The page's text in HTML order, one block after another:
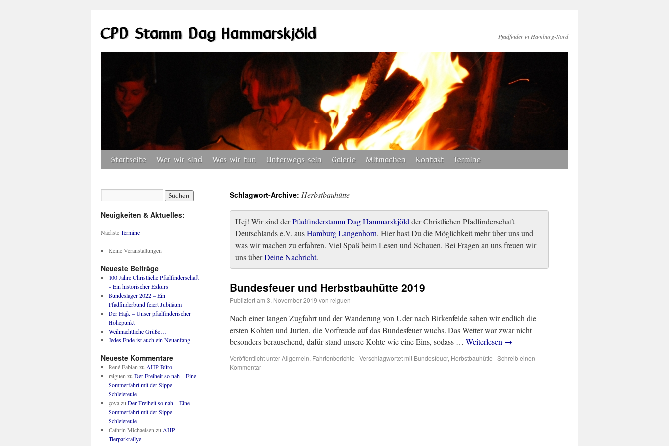
CPD Stamm Dag Hammarskjöld Pfadfinder in Hamburg-Nord
Startseite Wer wir sind Was wir tun Unterwegs sein Galerie Mitmachen Kontakt Termine
Schlagwort-Archive: Herbstbauhütte
Hej! Wir sind derPfadfinderstamm Dag Hammarskjöld der Christlichen Pfad­finder­schaft
Deutschlands e.V. ausHamburg Langenhorn. Hier hast Du die Möglichkeit mehr über uns und
was wir machen zu erfahren. Viel Spaß beim Lesen und Schauen. Bei Fragen an uns freuen wir
uns überDeine Nachricht.
Bundesfeuer und Herbstbauhütte 2019
Publiziert am 3. November 2019 von reiguen
Nach einer langen Zugfahrt und der Wanderung von Uder nach Birkenfelde sahen wir endlich die
ersten Kohten und Jurten, die Vorfreude auf das Bundesfeuer wuchs. Das Wetter war zwar nicht
besonders berauschend, dafür stand unsere Kohte wie eine Eins, sodass … Weiterlesen →
Veröffentlicht unterAllgemein, Fahrtenberichte | Verschlagwortet mit Bundesfeuer, Herbstbauhütte | Schreib einen
Kommentar
Neuigkeiten & Aktuelles:
NächsteTermine
Keine Veranstaltungen
Neueste Beiträge
100 Jahre Christliche Pfadfinderschaft
– Ein historischer Exkurs
Bundeslager 2022 – Ein
Pfadfinderbund feiert Jubiläum
Der Hajk – Unser pfadfinderischer
Höhepunkt
Weihnachtliche Grüße…
Jedes Ende ist auch ein Neuanfang
Neueste Kommentare
René Fabian zu AHP Büro
reiguen zu Der Freiheit so nah – Eine
Sommerfahrt mit der Sippe
Schleiereule
çovazu Der Freiheit so nah – Eine
Sommerfahrt mit der Sippe
Schleiereule
Cathrin Michaelsen zu AHP-
Tierparkrallye